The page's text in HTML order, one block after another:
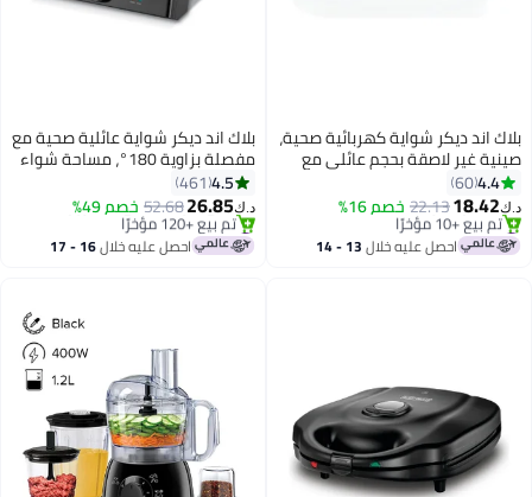
بلاك اند ديكر شواية كهربائية صحية،
صينية غير لاصقة بحجم عائلي مع
غطاء زجاجي، تحكم في درجة الحرارة
بخمسة مستويات، مقابض بلمسة
باردة، تصريف فعال للدهون، قابلة
4.4
60
د.ك‏18.42
22.13خصم 16%
#9 في الشوايات المنحنية
بتخلّص بسرعة
تم بيع +10 مؤخرًا
احصل عليه خلال 13 - 14
بلاك اند ديكر شواية عائلية صحية مع
مفصلة بزاوية 180°، مساحة شواء
للارتفاع، تحكم في درجة الحرارة
متغير، صينية تنقيط قابلة للإزالة،
مقبض بلمسة باردة، 2000 W
4.5
461
د.ك‏26.85
52.68خصم 49%
#1 في الشوايات المنحنية
باقي 1 وحدات في المخزون
تم بيع +120 مؤخرًا
احصل عليه خلال 16 - 17